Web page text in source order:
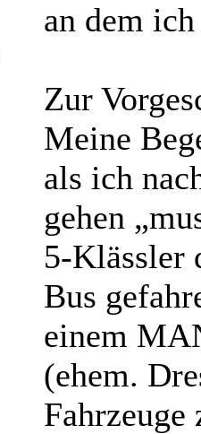
an dem
Zur
Meine
als ich
gehen
5-Klässler
Bus
einem
(ehem.